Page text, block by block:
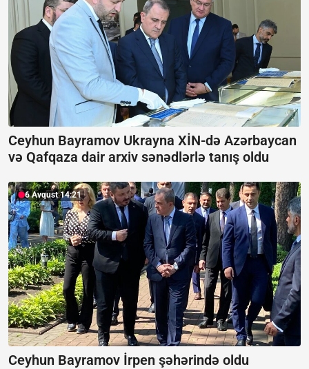
Ceyhun Bayramov Ukrayna XİN-də Azərbaycan
və Qafqaza dair arxiv sənədlərlə tanış oldu
6 Avqust 14:21
Ceyhun Bayramov İrpen şəhərində oldu